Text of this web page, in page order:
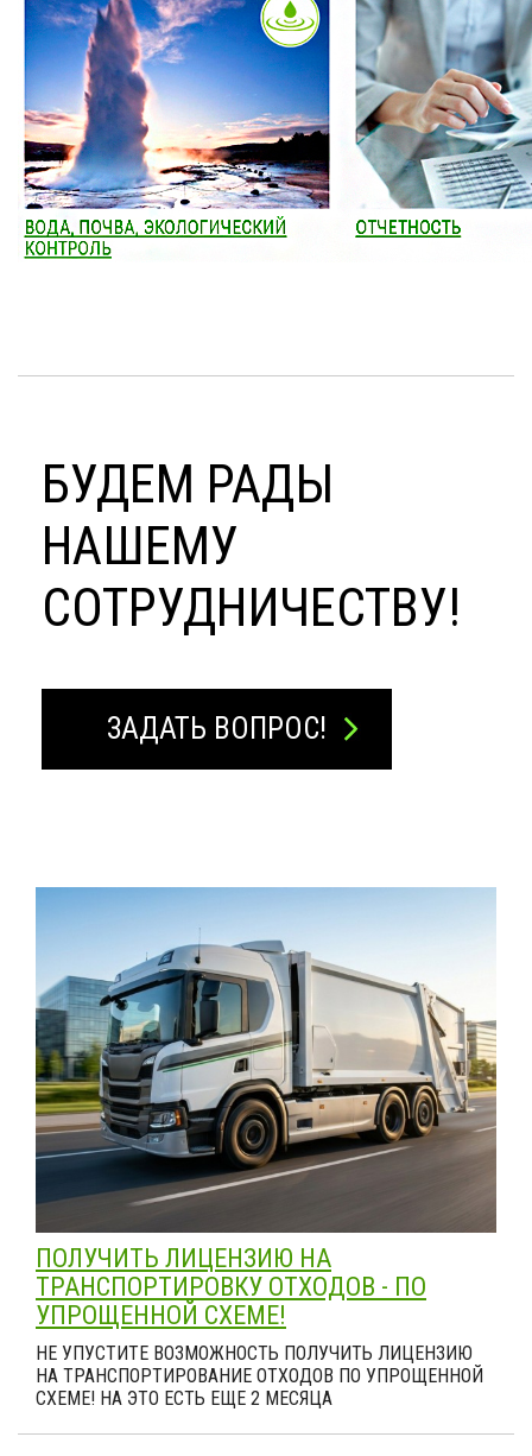
БУДЕМ РАДЫ
НАШЕМУ
СОТРУДНИЧЕСТВУ!
ЗАДАТЬ ВОПРОС!
ПОЛУЧИТЬ ЛИЦЕНЗИЮ НА
ТРАНСПОРТИРОВКУ ОТХОДОВ - ПО
УПРОЩЕННОЙ СХЕМЕ!
НЕ УПУСТИТЕ ВОЗМОЖНОСТЬ ПОЛУЧИТЬ ЛИЦЕНЗИЮ
НА ТРАНСПОРТИРОВАНИЕ ОТХОДОВ ПО УПРОЩЕННОЙ
СХЕМЕ! НА ЭТО ЕСТЬ ЕЩЕ 2 МЕСЯЦА